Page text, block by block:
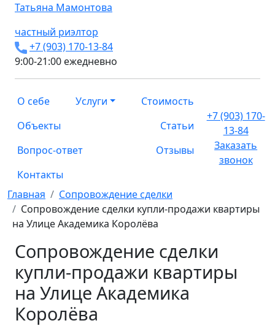
Татьяна Мамонтова
частный риэлтор
+7 (903) 170-13-84
9:00-21:00 ежедневно
О себе Услуги
Стоимость
Объекты
Статьи
Вопрос-ответ
Отзывы
Контакты
+7 (903) 170-
13-84
Заказать
звонок
Главная
Сопровождение сделки
Сопровождение сделки купли-продажи квартиры
на Улице Академика Королёва
Сопровождение сделки
купли-продажи квартиры
на Улице Академика
Королёва